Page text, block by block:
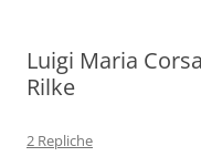
Luigi Maria
Rilke
2 Repliche